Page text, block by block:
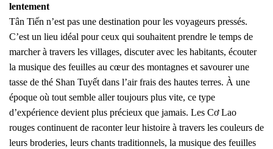
lentement
Tân Tiến n’est pas une destination pour les voyageurs pressés.
C’est un lieu idéal pour ceux qui souhaitent prendre le temps de
marcher à travers les villages, discuter avec les habitants, écouter
la musique des feuilles au cœur des montagnes et savourer une
tasse de thé Shan Tuyết dans l’air frais des hautes terres. À une
époque où tout semble aller toujours plus vite, ce type
d’expérience devient plus précieux que jamais. Les Cơ Lao
rouges continuent de raconter leur histoire à travers les couleurs de
leurs broderies, leurs chants traditionnels, la musique des feuilles